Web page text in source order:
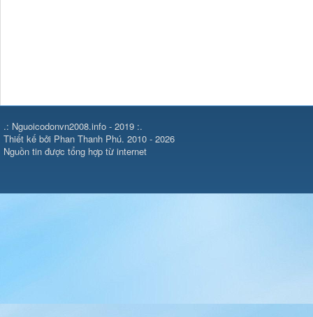
.: Nguoicodonvn2008.info - 2019 :.
Thiết kế bởi Phan Thanh Phú. 2010 - 2026
Nguồn tin được tổng hợp từ internet